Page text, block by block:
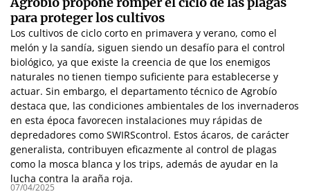
para proteger los cultivos
Los cultivos de ciclo corto en primavera y verano, como el
melón y la sandía, siguen siendo un desafío para el control
biológico, ya que existe la creencia de que los enemigos
naturales no tienen tiempo suficiente para establecerse y
actuar. Sin embargo, el departamento técnico de Agrobío
destaca que, las condiciones ambientales de los invernaderos
en esta época favorecen instalaciones muy rápidas de
depredadores como SWIRScontrol. Estos ácaros, de carácter
generalista, contribuyen eficazmente al control de plagas
como la mosca blanca y los trips, además de ayudar en la
lucha contra la araña roja.
07/04/2025